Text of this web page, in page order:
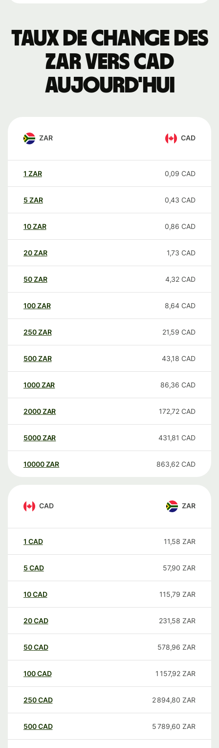
Taux de change des
ZAR vers CAD
aujourd'hui
ZAR CAD
1 ZAR 0,09 CAD
5 ZAR 0,43 CAD
10ZAR 0,86 CAD
20ZAR 1,73 CAD
50ZAR 4,32 CAD
100ZAR 8,64 CAD
250ZAR 21,59 CAD
500ZAR 43,18 CAD
1000ZAR 86,36 CAD
2000ZAR 172,72 CAD
5000ZAR 431,81 CAD
10000 ZAR 863,62 CAD
CAD ZAR
1 CAD 11,58 ZAR
5 CAD 57,90 ZAR
10CAD 115,79 ZAR
20CAD 231,58 ZAR
50CAD 578,96 ZAR
100CAD 1 157,92 ZAR
250CAD 2 894,80 ZAR
500CAD 5 789,60 ZAR